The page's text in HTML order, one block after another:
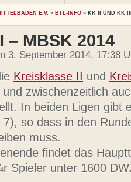
E.V. » BTL-INFO » KK II UND KK
– MBSK 2014
3. September 2014, 17:38
Kreisklasse II und
zwischenzeitlich
In beiden Ligen gibt
so dass in den
muss.
findet das
Spieler unter 1600